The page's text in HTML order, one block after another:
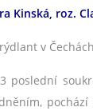
Kinská, roz.
v
poslední